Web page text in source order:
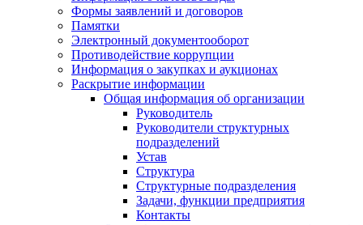
Формы заявлений и договоров
Памятки
Электронный документооборот
Противодействие коррупции
Информация о закупках и аукционах
Раскрытие информации
Общая информация об организации
Руководитель
Руководители структурных
подразделений
Устав
Структура
Структурные подразделения
Задачи, функции предприятия
Контакты